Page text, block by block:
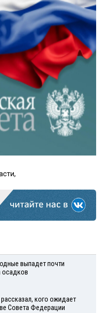
выпадет почти
осадков
кого ожидает
Совета Федерации